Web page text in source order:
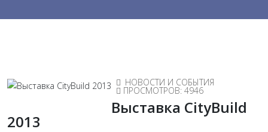
НОВОСТИ И СОБЫТИЯ
ПРОСМОТРОВ: 4946
Выставка CityBuild
2013